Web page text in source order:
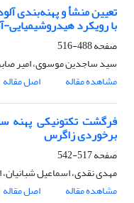
تعیین منشأ و پهنه‌بندی
با رویکرد هیدروشیمیایی-
صفحه488-516
سید ساجدین موسوی، امیر
مشاهده مقاله
اصل مقاله
فرگشت تکتونیکی پهنه
برخوردی زاگرس
صفحه517-542
مهدی نقدی، اسماعیل
مشاهده مقاله
اصل مقاله